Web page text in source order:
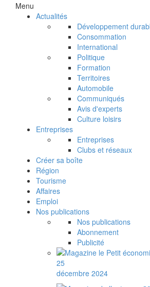
Menu
Actualités
Développement
Consommation
International
Politique
Formation
Territoires
Automobile
Communiqués
Avis d'experts
Culture loisirs
Entreprises
Entreprises
Clubs et réseaux
Créer sa boîte
Région
Tourisme
Affaires
Emploi
Nos publications
Nos publications
Abonnement
Publicité
décembre 2024